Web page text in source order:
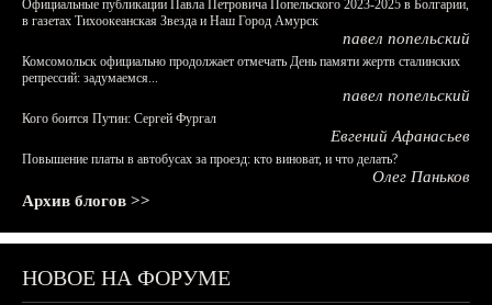
Официальные публикации Павла Петровича Попельского 2023-2025 в Болгарии,
в газетах Тихоокеанская Звезда и Наш Город Амурск
павел попельский
Комсомольск официально продолжает отмечать День памяти жертв сталинских
репрессий: задумаемся...
павел попельский
Кого боится Путин: Сергей Фургал
Евгений Афанасьев
Повышение платы в автобусах за проезд: кто виноват, и что делать?
Олег Паньков
Архив блогов >>
НОВОЕ НА ФОРУМЕ